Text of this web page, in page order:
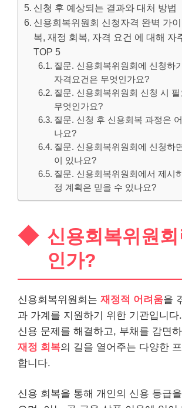
신청 후 예상되는 결과와 대처 방법
신용회복위원회 신청자격 완벽 가
복, 재정 회복, 자격 요건 에 대해 자
TOP 5
질문. 신용회복위원회에 신청하
자격요건은 무엇인가요?
질문. 신용회복위원회 신청 시
무엇인가요?
질문. 신청 후 신용회복 과정은
나요?
질문. 신용회복위원회에 신청하
이 있나요?
질문. 신용회복위원회에서 제시
정 계획은 믿을 수 있나요?
신용회복위원
인가?
신용회복위원회는 재정적 어려움을
과 가계를 지원하기 위한 기관입니
신용 문제를 해결하고, 부채를 감면
재정 회복의 길을 열어주는 다양한
합니다.
신용 회복을 통해 개인의 신용 등급